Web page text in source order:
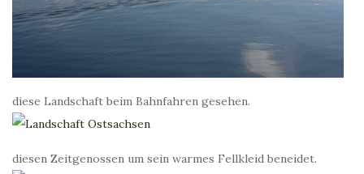
diese Landschaft beim Bahnfahren gesehen.
diesen Zeitgenossen um sein warmes Fellkleid beneidet.